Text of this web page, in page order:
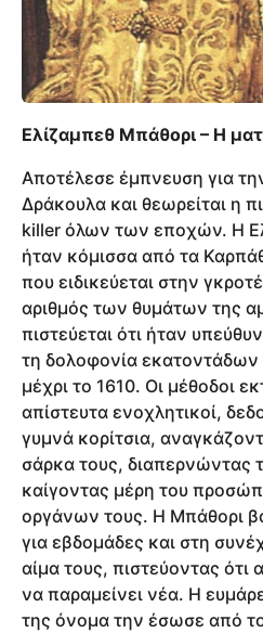
Ελίζαμπεθ Μπάθορι – Η
Αποτέλεσε έμπνευση για
Δράκουλα και θεωρείται η
killer όλων των εποχών. Η
ήταν κόμισσα από τα
που ειδικεύεται στην
αριθμός των θυμάτων της
πιστεύεται ότι ήταν
τη δολοφονία εκατοντάδων
μέχρι το 1610. Οι μέθοδοι
απίστευτα ενοχλητικοί,
γυμνά κορίτσια,
σάρκα τους, διαπερνώντας
καίγοντας μέρη του
οργάνων τους. Η Μπάθορι
για εβδομάδες και στη
αίμα τους, πιστεύοντας ότι
να παραμείνει νέα. Η
της όνομα την έσωσε από